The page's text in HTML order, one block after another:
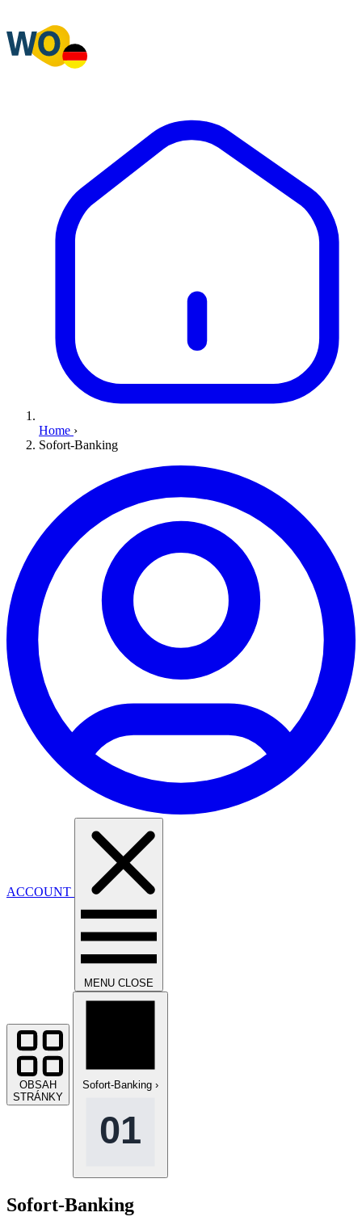
Home ›
Sofort-Banking
ACCOUNT
MENU CLOSE
OBSAH
STRÁNKY
Sofort-Banking ›
Sofort-Banking